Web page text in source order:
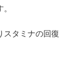
スタミナの回復